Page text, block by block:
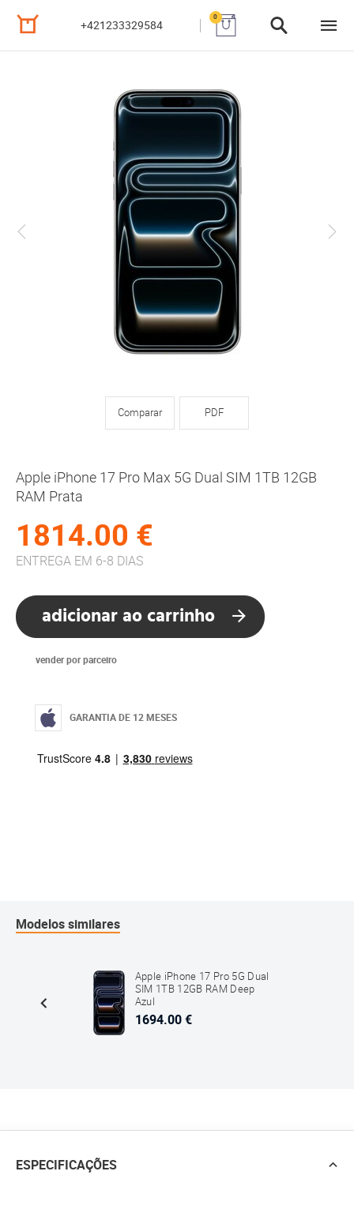
+421233329584
0
Comparar PDF
Apple iPhone 17 Pro Max 5G Dual SIM 1TB 12GB
RAM Prata
1814.00 €
ENTREGA EM 6-8 DIAS
adicionar ao carrinho
vender por parceiro
GARANTIA DE 12 MESES
Modelos similares
Apple iPhone 17 Pro 5G Dual
SIM 1TB 12GB RAM Deep
Azul
1694.00 €
ESPECIFICAÇÕES